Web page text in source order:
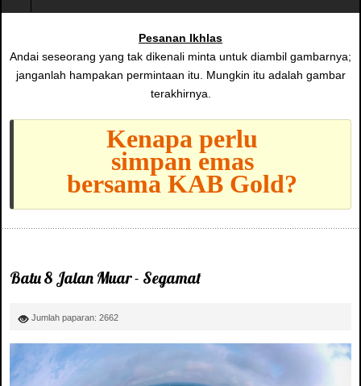
Pesanan Ikhlas
Andai seseorang yang tak dikenali minta untuk diambil gambarnya;
janganlah hampakan permintaan itu. Mungkin itu adalah gambar
terakhirnya.
Kenapa perlu
simpan emas
bersama KAB Gold?
Batu 8 Jalan Muar - Segamat
Jumlah paparan: 2662